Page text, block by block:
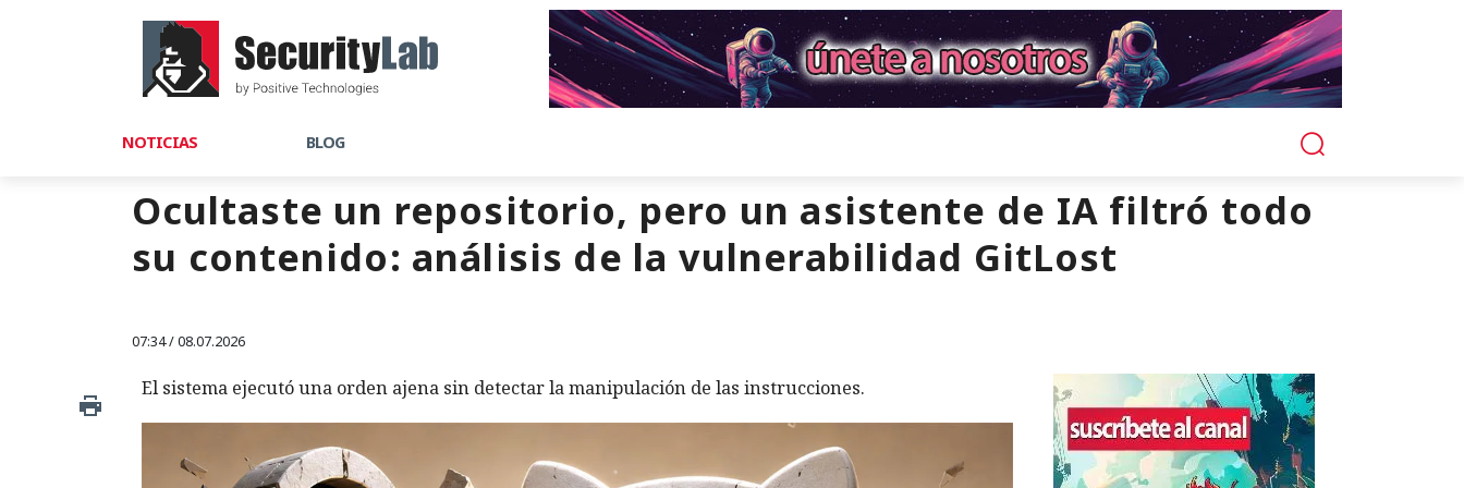
NOTICIAS BLOG
Ocultaste un repositorio, pero un asistente de IA filtró todo
su contenido: análisis de la vulnerabilidad GitLost
07:34 / 08.07.2026
El sistema ejecutó una orden ajena sin detectar la manipulación de las instrucciones.